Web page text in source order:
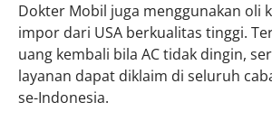
Dokter Mobil juga menggunakan oli
impor dari USA berkualitas tinggi.
uang kembali bila AC tidak dingin,
layanan dapat diklaim di seluruh
se-Indonesia.